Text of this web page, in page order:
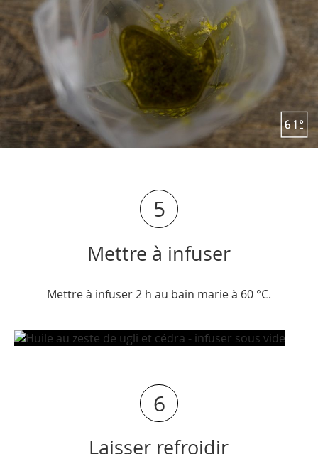
5
Mettre à infuser
Mettre à infuser 2 h au bain marie à 60 °C.
6
Laisser refroidir